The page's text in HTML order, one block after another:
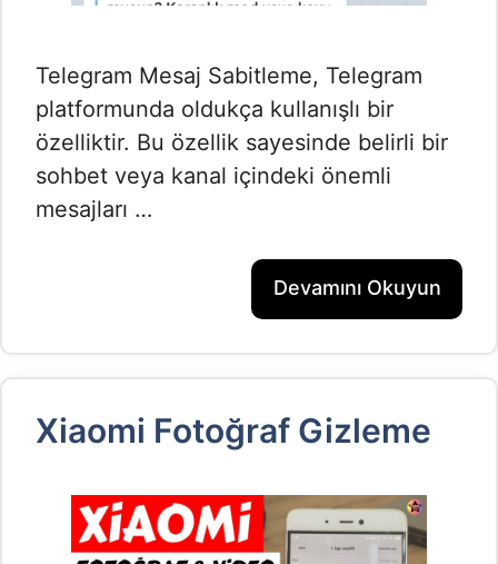
Telegram Mesaj Sabitleme, Telegram
platformunda oldukça kullanışlı bir
özelliktir. Bu özellik sayesinde belirli bir
sohbet veya kanal içindeki önemli
mesajları …
Devamını Okuyun
Xiaomi Fotoğraf Gizleme